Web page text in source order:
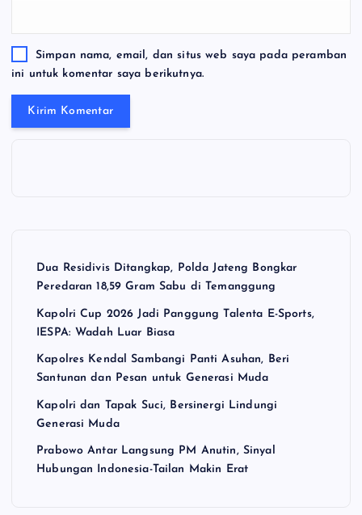
Simpan nama, email, dan situs web saya pada peramban
ini untuk komentar saya berikutnya.
Dua Residivis Ditangkap, Polda Jateng Bongkar
Peredaran 18,59 Gram Sabu di Temanggung
Kapolri Cup 2026 Jadi Panggung Talenta E-Sports,
IESPA: Wadah Luar Biasa
Kapolres Kendal Sambangi Panti Asuhan, Beri
Santunan dan Pesan untuk Generasi Muda
Kapolri dan Tapak Suci, Bersinergi Lindungi
Generasi Muda
Prabowo Antar Langsung PM Anutin, Sinyal
Hubungan Indonesia-Tailan Makin Erat